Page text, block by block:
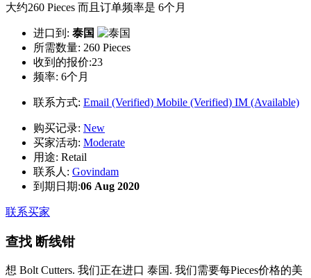
大约260 Pieces 而且订单频率是 6个月
进口到: 泰国
所需数量: 260 Pieces
收到的报价:23
频率: 6个月
联系方式: Email (Verified) Mobile (Verified) IM (Available)
购买记录: New
买家活动: Moderate
用途: Retail
联系人: Govindam
到期日期:06 Aug 2020
联系买家
查找 断线钳
想 Bolt Cutters. 我们正在进口 泰国. 我们需要每Pieces价格的美